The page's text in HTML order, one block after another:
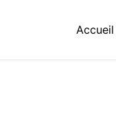
Accueil